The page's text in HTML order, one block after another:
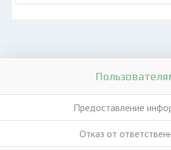
Предоставление
Отказ от